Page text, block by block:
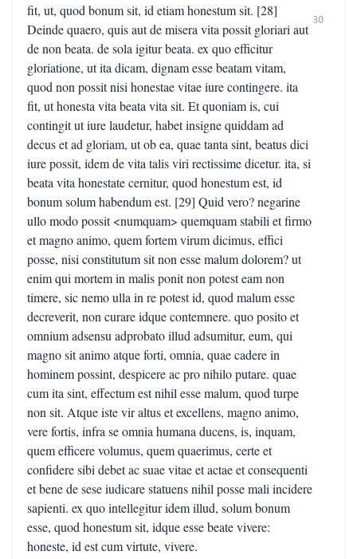
fit, ut, quod bonum sit, id etiam honestum sit. [28]
Deinde quaero, quis aut de misera vita possit gloriari aut
de non beata. de sola igitur beata. ex quo efficitur
gloriatione, ut ita dicam, dignam esse beatam vitam,
quod non possit nisi honestae vitae iure contingere. ita
fit, ut honesta vita beata vita sit. Et quoniam is, cui
contingit ut iure laudetur, habet insigne quiddam ad
decus et ad gloriam, ut ob ea, quae tanta sint, beatus dici
iure possit, idem de vita talis viri rectissime dicetur. ita, si
beata vita honestate cernitur, quod honestum est, id
bonum solum habendum est. [29] Quid vero? negarine
ullo modo possit <numquam> quemquam stabili et firmo
et magno animo, quem fortem virum dicimus, effici
posse, nisi constitutum sit non esse malum dolorem? ut
enim qui mortem in malis ponit non potest eam non
timere, sic nemo ulla in re potest id, quod malum esse
decreverit, non curare idque contemnere. quo posito et
omnium adsensu adprobato illud adsumitur, eum, qui
magno sit animo atque forti, omnia, quae cadere in
hominem possint, despicere ac pro nihilo putare. quae
cum ita sint, effectum est nihil esse malum, quod turpe
non sit. Atque iste vir altus et excellens, magno animo,
vere fortis, infra se omnia humana ducens, is, inquam,
quem efficere volumus, quem quaerimus, certe et
confidere sibi debet ac suae vitae et actae et consequenti
et bene de sese iudicare statuens nihil posse mali incidere
sapienti. ex quo intellegitur idem illud, solum bonum
esse, quod honestum sit, idque esse beate vivere:
honeste, id est cum virtute, vivere.
30